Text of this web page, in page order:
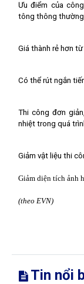
Ưu điểm của
tông thông
Giá thành rẻ hơn từ
Có thể rút ngắn
Thi công đơn
nhiệt trong quá
Giảm vật liệu thi
Giảm diện tích ảnh
(theo EVN)
Tin nổi